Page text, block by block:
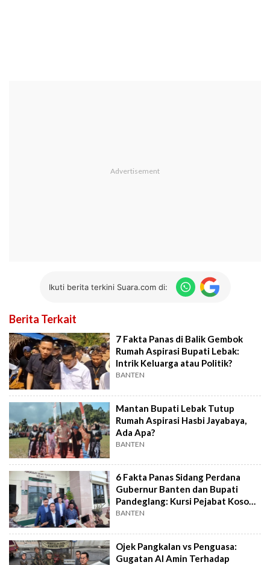
Ikuti berita terkini Suara.com di:
Berita Terkait
7 Fakta Panas di Balik Gembok
Rumah Aspirasi Bupati Lebak:
Intrik Keluarga atau Politik?
BANTEN
Mantan Bupati Lebak Tutup
Rumah Aspirasi Hasbi Jayabaya,
Ada Apa?
BANTEN
6 Fakta Panas Sidang Perdana
Gubernur Banten dan Bupati
Pandeglang: Kursi Pejabat Kosong
Melompong
BANTEN
Ojek Pangkalan vs Penguasa:
Gugatan Al Amin Terhadap